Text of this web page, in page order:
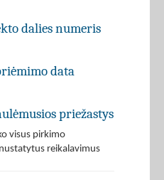
dalies numeris
data
priežastys
visus pirkimo
reikalavimus